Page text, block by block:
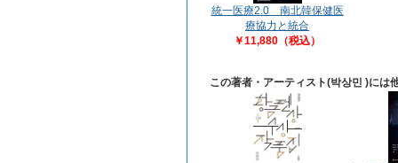
統一医療2.0 南北韓保健医
療協力と統合
￥11,880（税込）
この著者・アーティスト(박상민 )には